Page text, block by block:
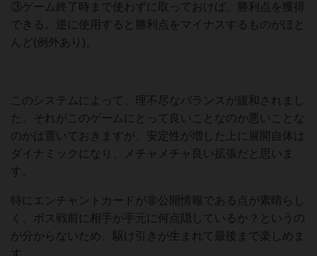
③ゲーム終了時まで使わずに取っておけば、勝利点を獲得
できる。逆に使用すると勝利点をマイナスするものがほと
んど(例外あり)。
このシステムによって、理不尽なバランスが緩和されまし
た。それがこのゲームにとって良いことなのか悪いことな
のかは置いておきますが、安定性が増した上に展開自体は
ダイナミックになり、メチャメチャ良い拡張だと思いま
す。
特にエンチャントカードが非公開情報である点が素晴らし
く、ボス戦前に相手が手元に何点隠しているか？というの
が分からないため、駆け引きが生まれて最後まで楽しめま
す。